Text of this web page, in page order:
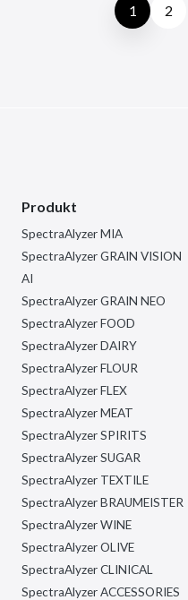
1 2
Produkt
SpectraAlyzer MIA
SpectraAlyzer GRAIN VISION
AI
SpectraAlyzer GRAIN NEO
SpectraAlyzer FOOD
SpectraAlyzer DAIRY
SpectraAlyzer FLOUR
SpectraAlyzer FLEX
SpectraAlyzer MEAT
SpectraAlyzer SPIRITS
SpectraAlyzer SUGAR
SpectraAlyzer TEXTILE
SpectraAlyzer BRAUMEISTER
SpectraAlyzer WINE
SpectraAlyzer OLIVE
SpectraAlyzer CLINICAL
SpectraAlyzer ACCESSORIES